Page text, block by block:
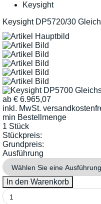
Keysight
Keysight DP5720/30
ab € 6.965,07
inkl. MwSt.
min Bestellmenge
1 Stück
Stückpreis:
Grundpreis:
Ausführung